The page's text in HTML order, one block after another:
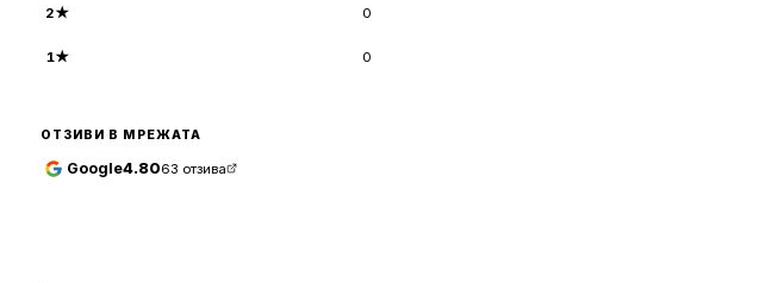
2★ 0
1★ 0
ОТЗИВИ В МРЕЖАТА
Google4.8063 отзива